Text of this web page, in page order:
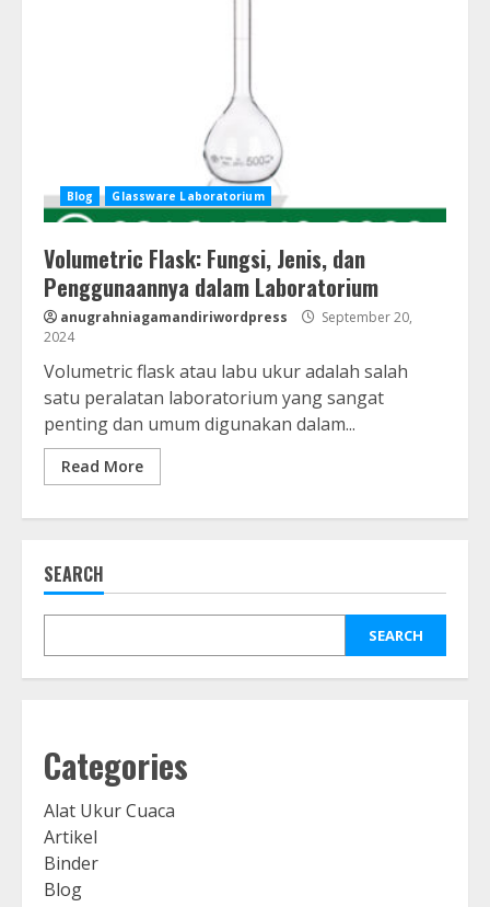
Blog Glassware Laboratorium
Volumetric Flask: Fungsi, Jenis, dan
Penggunaannya dalam Laboratorium
anugrahniagamandiriwordpress
September 20,
2024
Volumetric flask atau labu ukur adalah salah
satu peralatan laboratorium yang sangat
penting dan umum digunakan dalam...
Read More
SEARCH
SEARCH
Categories
Alat Ukur Cuaca
Artikel
Binder
Blog